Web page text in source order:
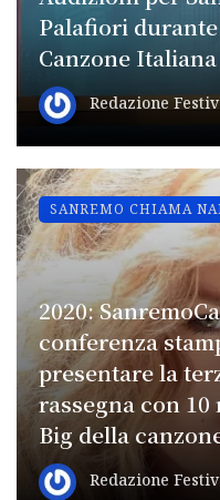
Palafiori
Canzone
Redazione
2020:
conferenza
presentare la
rassegna con
Big della
Redazione
SANREMO CHIAMA